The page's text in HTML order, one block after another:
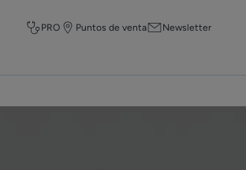
PRO Puntos de venta Newsletter